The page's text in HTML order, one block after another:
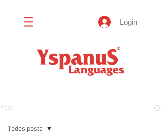
Login
Post
Todos posts